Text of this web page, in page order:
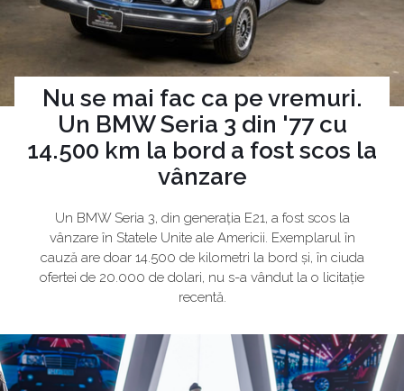
Nu se mai fac ca pe vremuri.
Un BMW Seria 3 din '77 cu
14.500 km la bord a fost scos la
vânzare
Un BMW Seria 3, din generația E21, a fost scos la
vânzare în Statele Unite ale Americii. Exemplarul în
cauză are doar 14.500 de kilometri la bord și, în ciuda
ofertei de 20.000 de dolari, nu s-a vândut la o licitație
recentă.